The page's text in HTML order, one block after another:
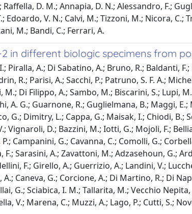
D. M.; Annapia, D. N.; Alessandro, F.;
Edoardo, V. N.; Calvi, M.; Tizzoni, M.; Nicora,
M.; Bandi, C.; Ferrari, A.
in different biologic specimens from
Piralla, A.; Di Sabatino, A.; Bruno, R.; Baldanti,
R.; Parisi, A.; Sacchi, P.; Patruno, S. F. A.;
Di Filippo, A.; Sambo, M.; Biscarini, S.; Lupi,
A. G.; Guarnone, R.; Guglielmana, B.; Maggi,
G.; Dimitry, L.; Cappa, G.; Maisak, I.; Chiodi,
Vignaroli, D.; Bazzini, M.; Iotti, G.; Mojoli, F.;
Campanini, G.; Cavanna, C.; Comolli, G.;
F.; Sarasini, A.; Zavattoni, M.; Adzasehoun, G.;
F.; Girello, A.; Guerrizio, A.; Landini, V.;
Caneva, G.; Corcione, A.; Di Martino, R.; Di
G.; Sciabica, I. M.; Tallarita, M.; Vecchio
V.; Marena, C.; Muzzi, A.; Lago, P.; Cutti, S.;